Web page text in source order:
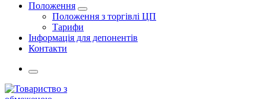
Положення
Положення з торгівлі ЦП
Тарифи
Інформація для депонентів
Контакти